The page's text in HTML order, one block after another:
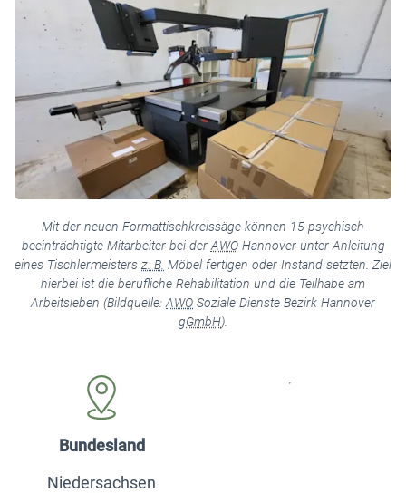
Mit der neuen Formattischkreissäge können 15 psychisch
beeinträchtigte Mitarbeiter bei der AWOHannover unter Anleitung
eines Tischlermeisters z. B. Möbel fertigen oder Instand setzten. Ziel
hierbei ist die berufliche Rehabilitation und die Teilhabe am
Arbeitsleben (Bildquelle: AWO Soziale Dienste Bezirk Hannover
gGmbH).
Bundesland
Niedersachsen